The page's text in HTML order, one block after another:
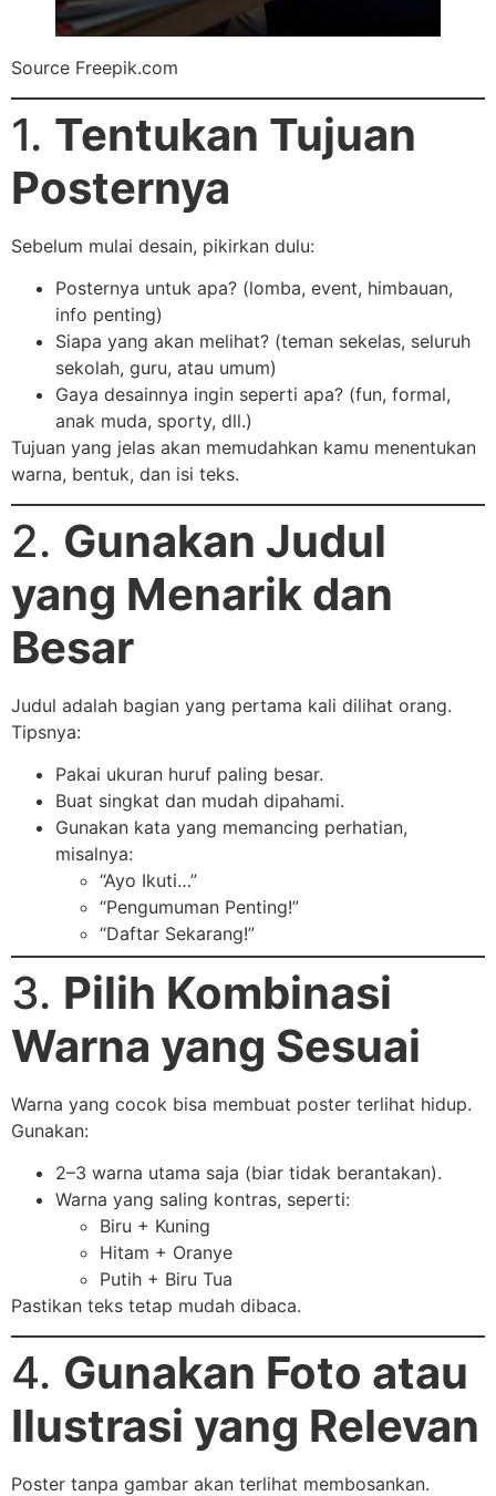
Source Freepik.com
1. Tentukan Tujuan
Posternya
Sebelum mulai desain, pikirkan dulu:
Posternya untuk apa? (lomba, event, himbauan,
info penting)
Siapa yang akan melihat? (teman sekelas, seluruh
sekolah, guru, atau umum)
Gaya desainnya ingin seperti apa? (fun, formal,
anak muda, sporty, dll.)
Tujuan yang jelas akan memudahkan kamu menentukan
warna, bentuk, dan isi teks.
2. Gunakan Judul
yang Menarik dan
Besar
Judul adalah bagian yang pertama kali dilihat orang.
Tipsnya:
Pakai ukuran huruf paling besar.
Buat singkat dan mudah dipahami.
Gunakan kata yang memancing perhatian,
misalnya:
“Ayo Ikuti…”
“Pengumuman Penting!”
“Daftar Sekarang!”
3. Pilih Kombinasi
Warna yang Sesuai
Warna yang cocok bisa membuat poster terlihat hidup.
Gunakan:
2–3 warna utama saja (biar tidak berantakan).
Warna yang saling kontras, seperti:
Biru + Kuning
Hitam + Oranye
Putih + Biru Tua
Pastikan teks tetap mudah dibaca.
4. Gunakan Foto atau
Ilustrasi yang Relevan
Poster tanpa gambar akan terlihat membosankan.